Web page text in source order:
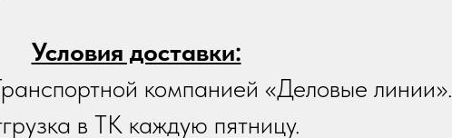
Условия доставки:
компанией «Деловые линии».
в ТК каждую пятницу.